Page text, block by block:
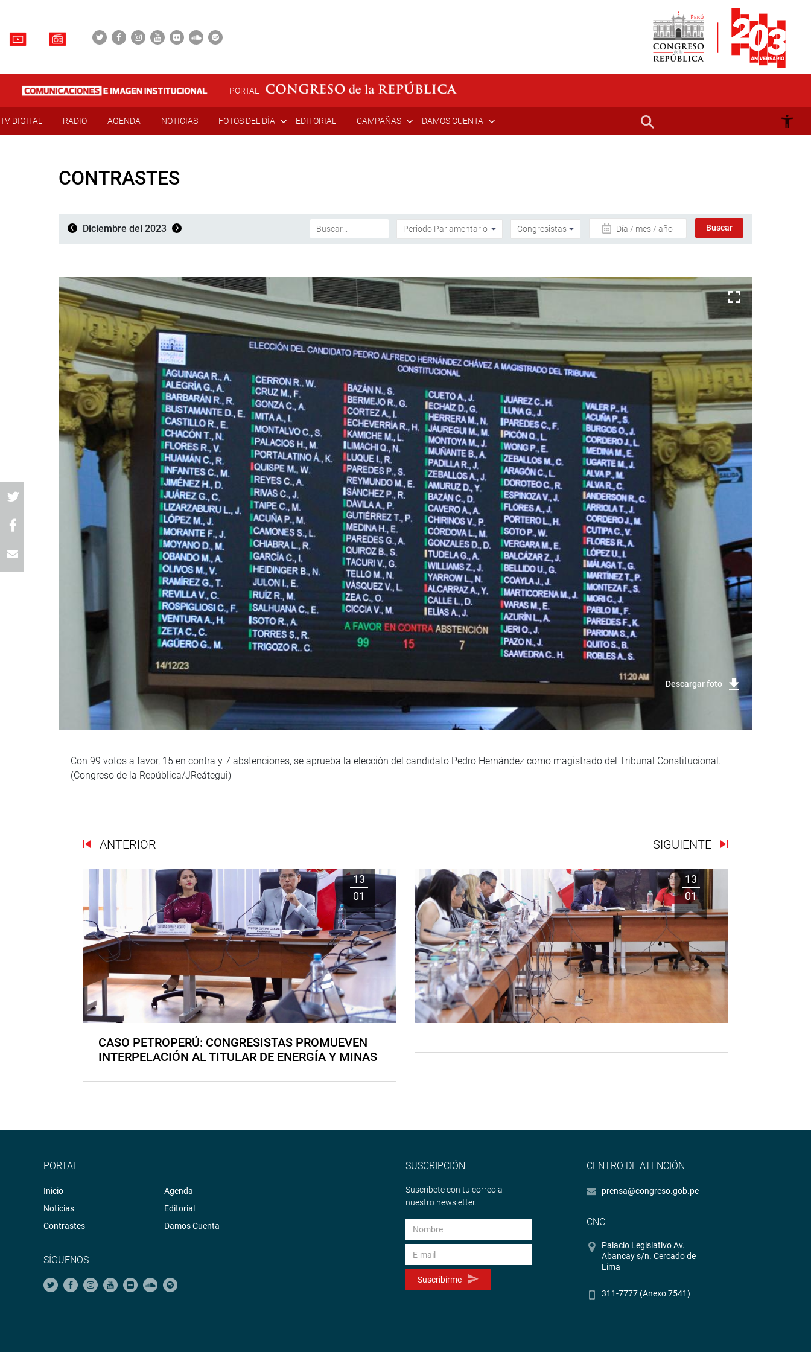
PORTAL
TV DIGITAL RADIO AGENDA NOTICIAS FOTOS DEL DÍA EDITORIAL CAMPAÑAS DAMOS CUENTA
CONTRASTES
Diciembre del 2023 Día / mes / año
Descargar foto
Con 99 votos a favor, 15 en contra y 7 abstenciones, se aprueba la elección del candidato Pedro Hernández como magistrado del Tribunal Constitucional.
(Congreso de la República/JReátegui)
ANTERIOR SIGUIENTE
13
01
CASO PETROPERÚ: CONGRESISTAS PROMUEVEN
INTERPELACIÓN AL TITULAR DE ENERGÍA Y MINAS
13
01
PORTAL
Inicio
Noticias
Contrastes
Agenda
Editorial
Damos Cuenta
SÍGUENOS
SUSCRIPCIÓN
Suscríbete con tu correo a
nuestro newsletter.
Suscribirme
CENTRO DE ATENCIÓN
prensa@congreso.gob.pe
CNC
Palacio Legislativo Av.
Abancay s/n. Cercado de
Lima
311-7777 (Anexo 7541)